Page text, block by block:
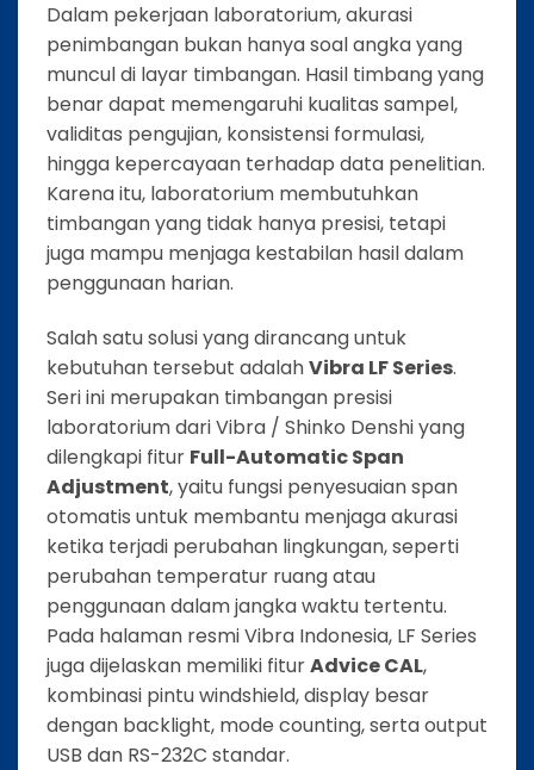
Dalam pekerjaan laboratorium, akurasi
penimbangan bukan hanya soal angka yang
muncul di layar timbangan. Hasil timbang yang
benar dapat memengaruhi kualitas sampel,
validitas pengujian, konsistensi formulasi,
hingga kepercayaan terhadap data penelitian.
Karena itu, laboratorium membutuhkan
timbangan yang tidak hanya presisi, tetapi
juga mampu menjaga kestabilan hasil dalam
penggunaan harian.
Salah satu solusi yang dirancang untuk
kebutuhan tersebut adalahVibra LF Series.
Seri ini merupakan timbangan presisi
laboratorium dari Vibra / Shinko Denshi yang
dilengkapi fitur Full-Automatic Span
Adjustment, yaitu fungsi penyesuaian span
otomatis untuk membantu menjaga akurasi
ketika terjadi perubahan lingkungan, seperti
perubahan temperatur ruang atau
penggunaan dalam jangka waktu tertentu.
Pada halaman resmi Vibra Indonesia, LF Series
juga dijelaskan memiliki fiturAdvice CAL,
kombinasi pintu windshield, display besar
dengan backlight, mode counting, serta output
USB dan RS-232C standar.